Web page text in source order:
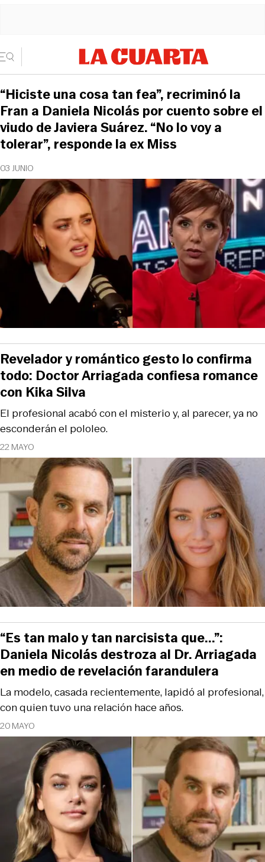
03 JUNIO
“Hiciste una cosa tan fea”, recriminó la
Fran a Daniela Nicolás por cuento sobre el
viudo de Javiera Suárez. “No lo voy a
tolerar”, responde la ex Miss
22 MAYO
El profesional acabó con el misterio y, al parecer, ya no
esconderán el pololeo.
Revelador y romántico gesto lo confirma
todo: Doctor Arriagada confiesa romance
con Kika Silva
20 MAYO
La modelo, casada recientemente, lapidó al profesional,
con quien tuvo una relación hace años.
“Es tan malo y tan narcisista que...”:
Daniela Nicolás destroza al Dr. Arriagada
en medio de revelación farandulera